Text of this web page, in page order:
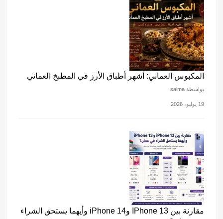
المكبوس العماني: أشهر أطباق الأرز في المطبخ العماني
بواسطة salma
19 يوليو، 2026
مقارنة بين IPhone 13 وiPhone 14 وأيهما يستحق الشراء